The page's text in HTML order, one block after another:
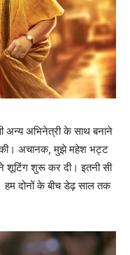
अन्‍य अभिनेत्री के साथ बनाने
अचानक, मुझे महेश भट्ट
शूटिंग शुरू कर दी। इतनी सी
हम दोनों के बीच डेढ़ साल तक